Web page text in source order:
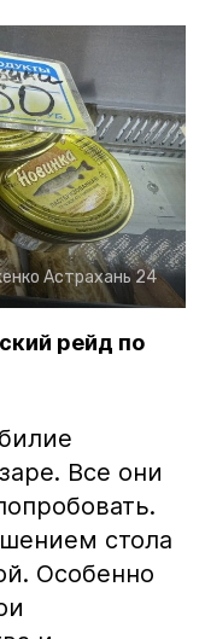
Астрахань 24
рейд по
Все они
стола
Особенно